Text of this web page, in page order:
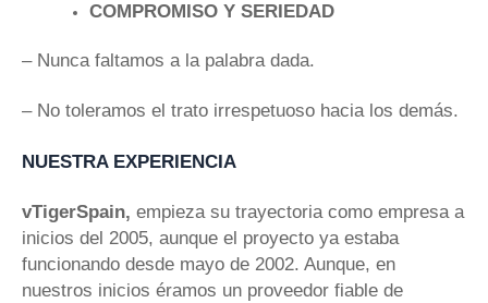
COMPROMISO Y SERIEDAD
– Nunca faltamos a la palabra dada.
– No toleramos el trato irrespetuoso hacia los demás.
NUESTRA EXPERIENCIA
vTigerSpain, empieza su trayectoria como empresa a
inicios del 2005, aunque el proyecto ya estaba
funcionando desde mayo de 2002. Aunque, en
nuestros inicios éramos un proveedor fiable de